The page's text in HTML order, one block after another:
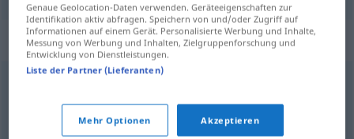
Synonyme für "gegenstandslos"
© OpenThesaurus.de
Genaue Geolocation-Daten verwenden. Geräteeigenschaften zur
Identifikation aktiv abfragen. Speichern von und/oder Zugriff auf
Informationen auf einem Gerät. Personalisierte Werbung und Inhalte,
Messung von Werbung und Inhalten, Zielgruppenforschung und
Entwicklung von Dienstleistungen.
Liste der Partner (Lieferanten)
Mehr Optionen Akzeptieren